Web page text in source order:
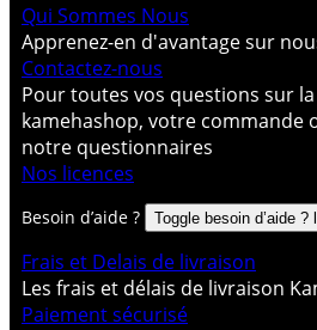
Qui Sommes Nous
Apprenez-en d'avantage sur
Contactez-nous
Pour toutes vos questions sur
kamehashop, votre commande
notre questionnaires
Nos licences
Besoin d’aide ? Toggle besoin d’aide ?
Frais et Delais de livraison
Les frais et délais de livraison
Paiement sécurisé